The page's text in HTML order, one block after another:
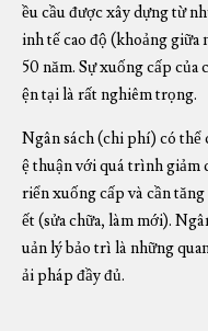
ều cầu được xây dựng từ
inh tế cao độ (khoảng giữa
50 năm. Sự xuống cấp
ện tại là rất nghiêm trọng.
Ngân sách (chi phí) có
ệ thuận với quá trình giảm
riển xuống cấp và cần
ết (sửa chữa, làm mới).
uản lý bảo trì là những
ải pháp đầy đủ.